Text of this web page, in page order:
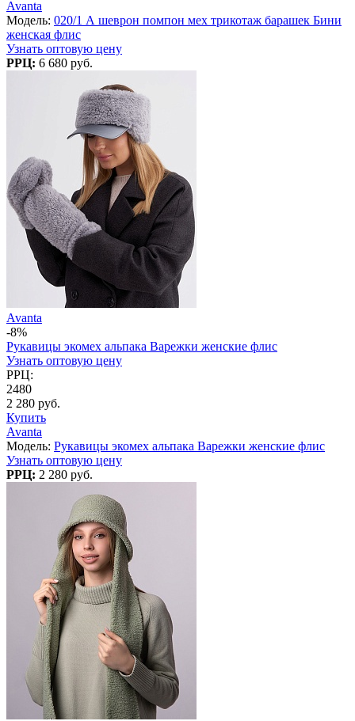
Avanta
Модель: 020/1 А шеврон помпон мех трикотаж барашек Бини
женская флис
Узнать оптовую цену
РРЦ: 6 680 руб.
Avanta
-8%
Рукавицы экомех альпака Варежки женские флис
Узнать оптовую цену
РРЦ:
2480
2 280 руб.
Купить
Avanta
Модель: Рукавицы экомех альпака Варежки женские флис
Узнать оптовую цену
РРЦ: 2 280 руб.